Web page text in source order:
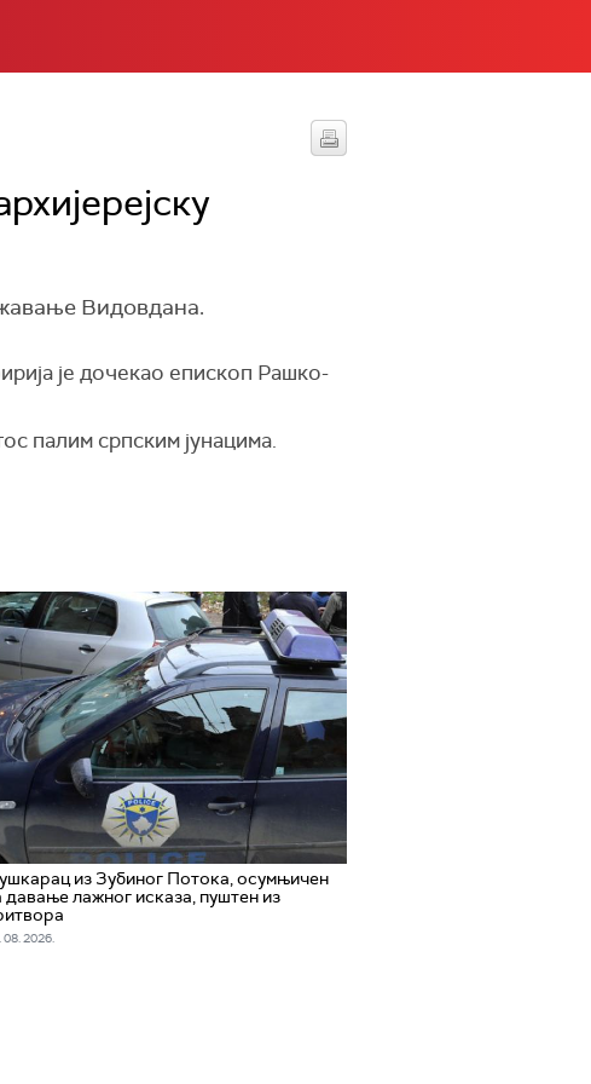
Видовдана.
је дочекао епископ Рашко-
палим српским јунацима.
из Зубиног Потока, осумњичен
давање лажног исказа, пуштен из
08. 2026.